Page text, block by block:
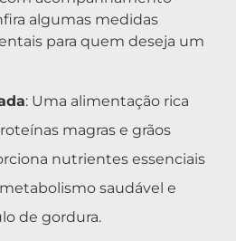
algumas medidas
para quem deseja um
: Uma alimentação rica
magras e grãos
nutrientes essenciais
saudável e
de gordura.